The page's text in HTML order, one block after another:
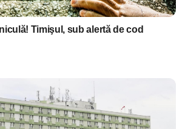
Timişul, sub alertă de cod